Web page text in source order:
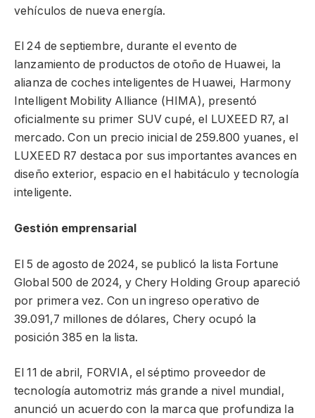
vehículos de nueva energía.
El 24 de septiembre, durante el evento de
lanzamiento de productos de otoño de Huawei, la
alianza de coches inteligentes de Huawei, Harmony
Intelligent Mobility Alliance (HIMA), presentó
oficialmente su primer SUV cupé, el LUXEED R7, al
mercado. Con un precio inicial de 259.800 yuanes, el
LUXEED R7 destaca por sus importantes avances en
diseño exterior, espacio en el habitáculo y tecnología
inteligente.
Gestión emprensarial
El 5 de agosto de 2024, se publicó la lista Fortune
Global 500 de 2024, y Chery Holding Group apareció
por primera vez. Con un ingreso operativo de
39.091,7 millones de dólares, Chery ocupó la
posición 385 en la lista.
El 11 de abril, FORVIA, el séptimo proveedor de
tecnología automotriz más grande a nivel mundial,
anunció un acuerdo con la marca que profundiza la